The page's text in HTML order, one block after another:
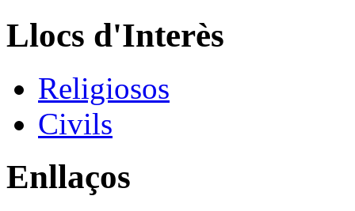
Llocs d'Interès
Religiosos
Civils
Enllaços